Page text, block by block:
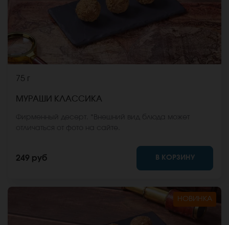
75 г
МУРАШИ КЛАССИКА
249 руб В КОРЗИНУ
НОВИНКА